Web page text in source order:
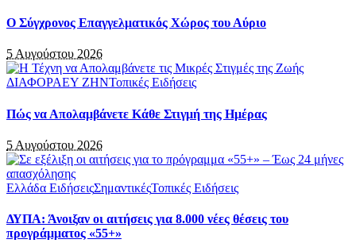
Ο Σύγχρονος Επαγγελματικός Χώρος του Αύριο
5 Αυγούστου 2026
ΔΙΑΦΟΡΑΕΥ ΖΗΝΤοπικές Ειδήσεις
Πώς να Απολαμβάνετε Κάθε Στιγμή της Ημέρας
5 Αυγούστου 2026
Ελλάδα ΕιδήσειςΣημαντικέςΤοπικές Ειδήσεις
ΔΥΠΑ: Άνοιξαν οι αιτήσεις για 8.000 νέες θέσεις του
προγράμματος «55+»